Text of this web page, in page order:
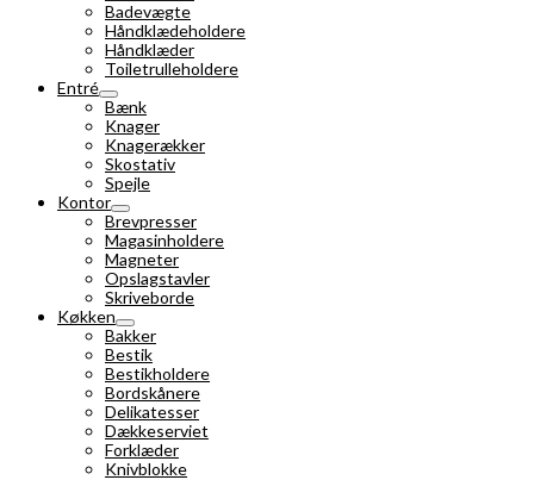
Badevægte
Håndklædeholdere
Håndklæder
Toiletrulleholdere
Entré
Bænk
Knager
Knagerækker
Skostativ
Spejle
Kontor
Brevpresser
Magasinholdere
Magneter
Opslagstavler
Skriveborde
Køkken
Bakker
Bestik
Bestikholdere
Bordskånere
Delikatesser
Dækkeserviet
Forklæder
Knivblokke